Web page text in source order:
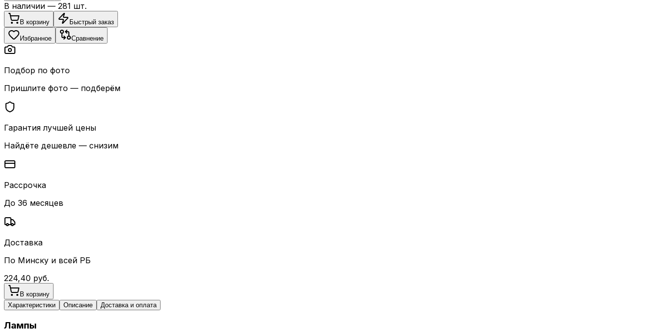
В наличии — 281 шт.
В корзину Быстрый заказ
Избранное Сравнение
Подбор по фото
Пришлите фото — подберём
Гарантия лучшей цены
Найдёте дешевле — снизим
Рассрочка
До 36 месяцев
Доставка
По Минску и всей РБ
224,40 руб.
В корзину
Характеристики
Описание Доставка и оплата
Лампы